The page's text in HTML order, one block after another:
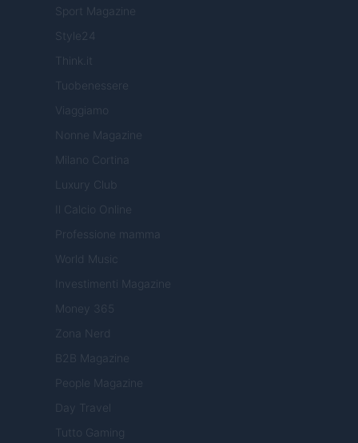
Sport Magazine
Style24
Think.it
Tuobenessere
Viaggiamo
Nonne Magazine
Milano Cortina
Luxury Club
Il Calcio Online
Professione mamma
World Music
Investimenti Magazine
Money 365
Zona Nerd
B2B Magazine
People Magazine
Day Travel
Tutto Gaming